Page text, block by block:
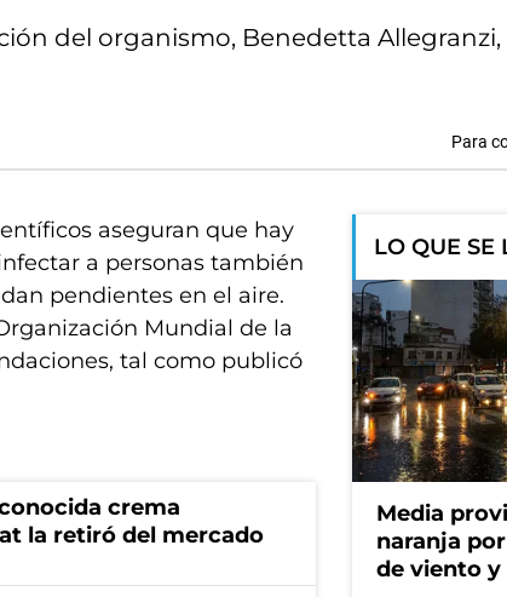
del organismo, Benedetta Allegranzi,
Para
aseguran que hay
a personas también
pendientes en el aire.
Mundial de la
tal como publicó
crema
la retiró del mercado
LO QUE SE
Media
naranja
de viento